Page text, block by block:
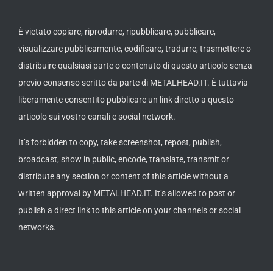
È vietato copiare, riprodurre, ripubblicare, pubblicare,
visualizzare pubblicamente, codificare, tradurre, trasmettere o
distribuire qualsiasi parte o contenuto di questo articolo senza
previo consenso scritto da parte di METALHEAD.IT. È tuttavia
liberamente consentito pubblicare un link diretto a questo
articolo sui vostro canali e social network.
It’s forbidden to copy, take screenshot, repost, publish,
broadcast, show in public, encode, translate, transmit or
distribute any section or content of this article without a
written approval by METALHEAD.IT. It’s allowed to post or
publish a direct link to this article on your channels or social
networks.